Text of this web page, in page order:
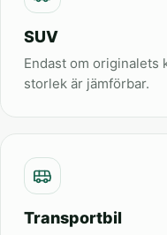
SUV
Endast om originalets
storlek är jämförbar.
Transportbil